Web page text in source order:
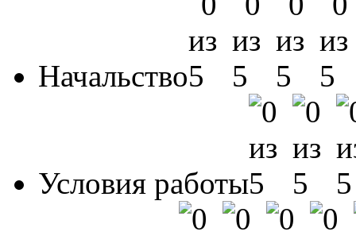
Начальство
Условия работы